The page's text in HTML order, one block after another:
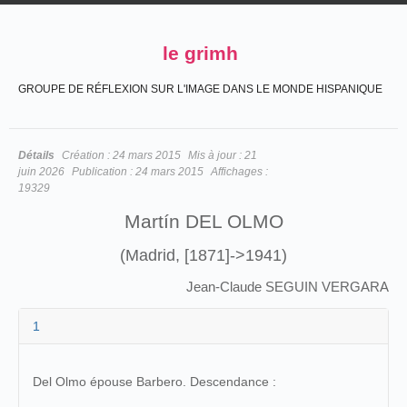
le grimh
GROUPE DE RÉFLEXION SUR L'IMAGE DANS LE MONDE HISPANIQUE
Détails Création : 24 mars 2015 Mis à jour : 21
juin 2026 Publication : 24 mars 2015 Affichages :
19329
Martín DEL OLMO
(Madrid, [1871]->1941)
Jean-Claude SEGUIN VERGARA
1
Del Olmo épouse Barbero. Descendance :